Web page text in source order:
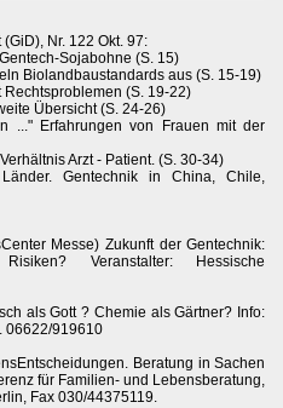
Nr. 122 Okt. 97:
Sojabohne (S. 15)
Biolandbaustandards aus (S. 15-19)
(S. 19-22)
Übersicht (S. 24-26)
..." Erfahrungen von Frauen mit der
Arzt - Patient. (S. 30-34)
Gentechnik in China, Chile,
Messe) Zukunft der Gentechnik:
Veranstalter: Hessische
als Gott ? Chemie als Gärtner? Info:
06622/919610
Beratung in Sachen
für Familien- und Lebensberatung,
Fax 030/44375119.